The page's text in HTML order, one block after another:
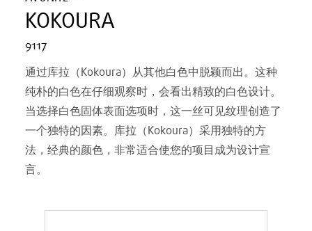
KOKOURA
9117
通过库拉（Kokoura）从其他白色中脱颖而出。这种
纯朴的白色在仔细观察时，会看出精致的白色设计。
当选择白色固体表面选项时，这一丝可见纹理创造了
一个独特的因素。库拉（Kokoura）采用独特的方
法，经典的颜色，非常适合使您的项目成为设计宣
言。